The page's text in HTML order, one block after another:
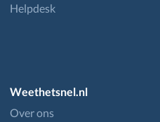
Helpdesk
Weethetsnel.nl
Over ons